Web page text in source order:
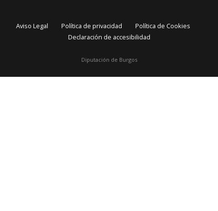
Diputación de Burgos
Aviso Legal Política de privacidad
Política de Cookies
Declaración de accesibilidad